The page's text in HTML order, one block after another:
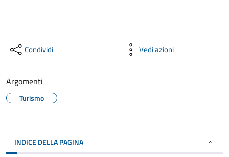
Condividi Vedi azioni
Argomenti
Turismo
INDICE DELLA PAGINA